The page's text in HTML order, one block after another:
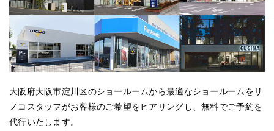
大阪府大阪市淀川区のショールームから最適なショールームをリ
ノコスタッフがお客様のご希望をヒアリングし、無料でご予約を
代行いたします。